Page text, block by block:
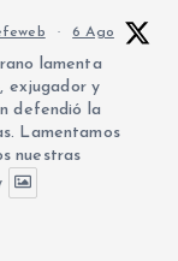
· 6 Ago
lamenta
exjugador y
defendió la
Lamentamos
nuestras